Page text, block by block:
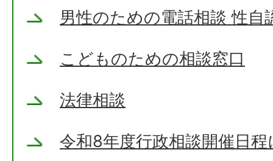
男性のための電話相談 性自
こどものための相談窓口
法律相談
令和8年度行政相談開催日